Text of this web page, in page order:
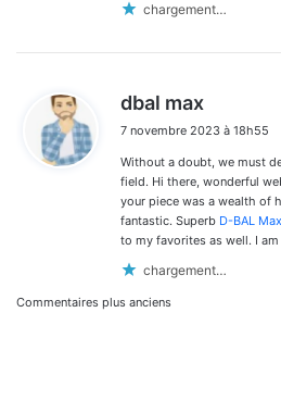
chargement…
dbal max
t
:
7 novembre 2023 à 18h55
Without a doubt, we must
field. Hi there, wonderful
your piece was a wealth of
fantastic. Superb D-BAL
to my favorites as well. I
chargement…
Navigation
Commentaires plus anciens